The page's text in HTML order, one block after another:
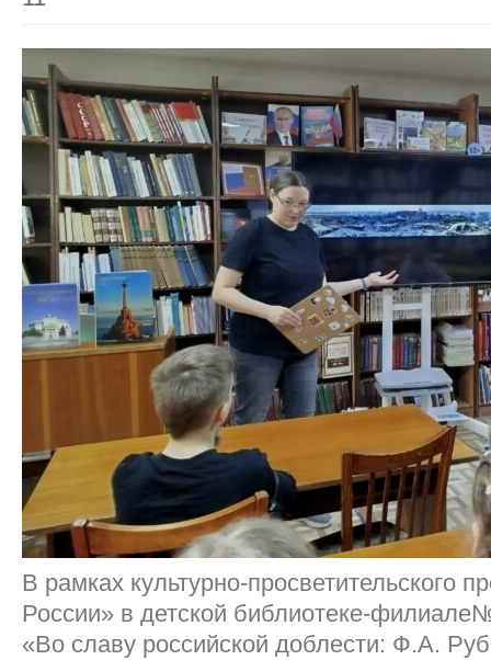
В рамках культурно-просветительского
России» в детской библиотеке-
«Во славу российской доблести: Ф.А.